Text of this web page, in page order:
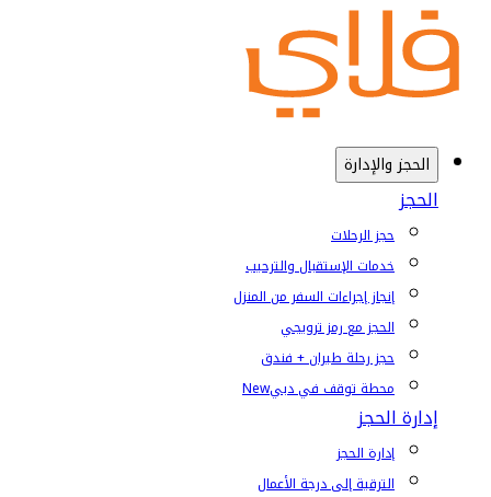
الحجز والإدارة
الحجز
حجز الرحلات
خدمات الإستقبال والترحيب
إنجاز إجراءات السفر من المنزل
الحجز مع رمز ترويجي
حجز رحلة طيران + فندق
محطة توقف في دبيNew
إدارة الحجز
إدارة الحجز
الترقية إلى درجة الأعمال